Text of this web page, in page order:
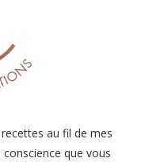
au fil de mes
que vous